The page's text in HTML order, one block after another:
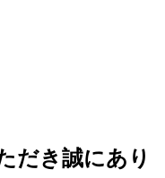
だき誠にあり